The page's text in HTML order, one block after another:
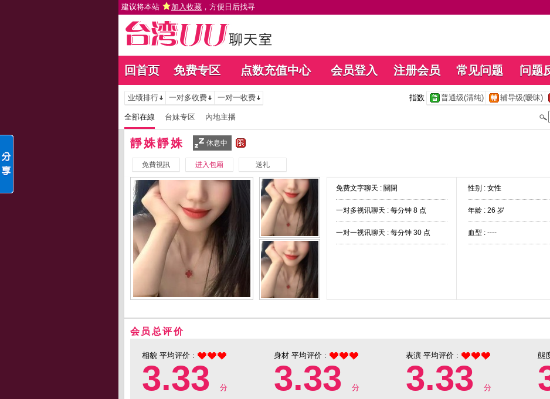
建议将本站 加入收藏 ，方便日后找寻
回首页 免费专区 点数充值中心 会员登入 注册会员 常见问题 问题
业绩排行 一对多收费 一对一收费 指数 普通级(清纯) 辅导级(暧昧)
全部在線 台妹专区 內地主播
靜姝靜姝 休息中
免費視訊 进入包厢 送礼
免费文字聊天 : 關閉
一对多视讯聊天 : 每分钟 8 点
一对一视讯聊天 : 每分钟 30 点
性别 : 女性
年龄 : 26 岁
血型 : ----
会员总评价
相貌 平均评价 :
3.33 分
身材 平均评价 :
3.33 分
表演 平均评价 :
3.33 分
態